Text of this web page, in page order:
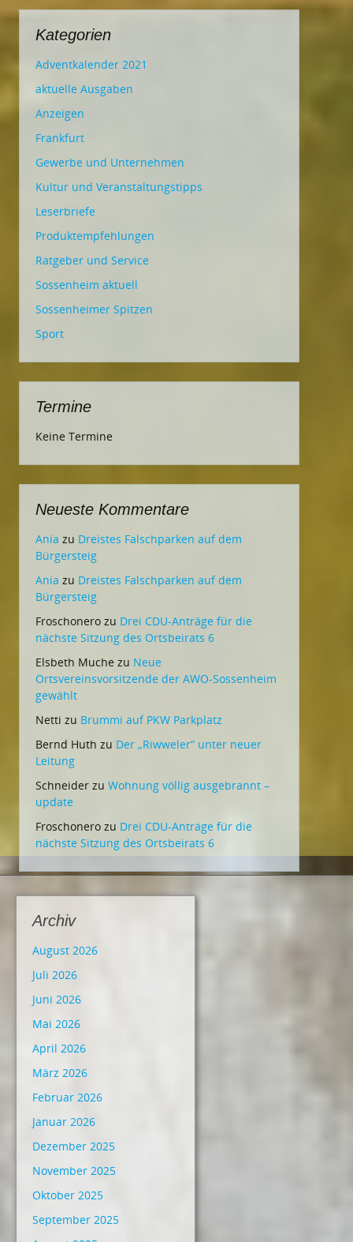
Kategorien
Adventkalender 2021
aktuelle Ausgaben
Anzeigen
Frankfurt
Gewerbe und Unternehmen
Kultur und Veranstaltungstipps
Leserbriefe
Produktempfehlungen
Ratgeber und Service
Sossenheim aktuell
Sossenheimer Spitzen
Sport
Termine
Keine Termine
Neueste Kommentare
Ania zu Dreistes Falschparken auf dem
Bürgersteig
Ania zu Dreistes Falschparken auf dem
Bürgersteig
Froschonero zu Drei CDU-Anträge für die
nächste Sitzung des Ortsbeirats 6
Elsbeth Muche zu Neue
Ortsvereinsvorsitzende der AWO-Sossenheim
gewählt
Netti zu Brummi auf PKW Parkplatz
Bernd Huth zu Der „Riwweler“ unter neuer
Leitung
Schneider zu Wohnung völlig ausgebrannt –
update
Froschonero zu Drei CDU-Anträge für die
nächste Sitzung des Ortsbeirats 6
Archiv
August 2026
Juli 2026
Juni 2026
Mai 2026
April 2026
März 2026
Februar 2026
Januar 2026
Dezember 2025
November 2025
Oktober 2025
September 2025